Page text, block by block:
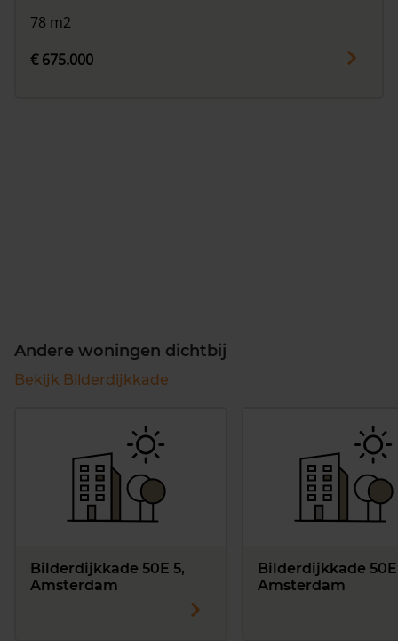
78 m2
€ 675.000
Andere woningen dichtbij
Bekijk Bilderdijkkade
Bilderdijkkade 50E 5,
Amsterdam
Bilderdijkkade 50E
Amsterdam